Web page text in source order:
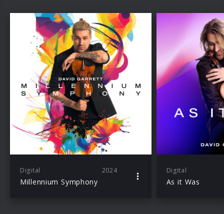
Digital 2024
Millennium Symphony
Digital
As it Was